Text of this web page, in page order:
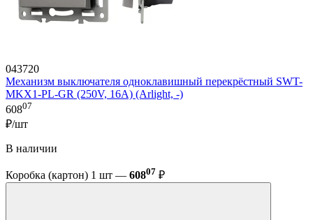
043720
Механизм выключателя одноклавишный перекрёстный SWT-
MKX1-PL-GR (250V, 16A) (Arlight, -)
60807
₽/шт
В наличии
Коробка (картон) 1 шт — 60807 ₽